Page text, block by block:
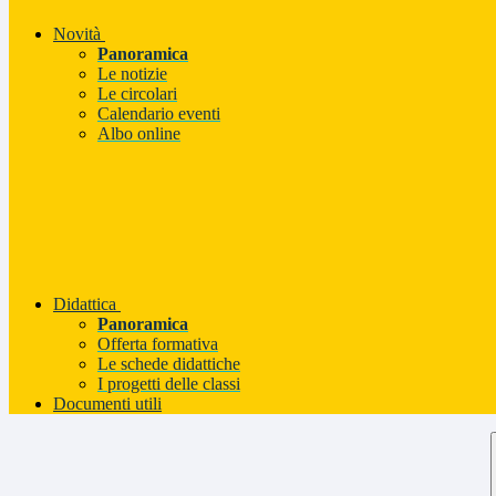
Novità
Panoramica
Le notizie
Le circolari
Calendario eventi
Albo online
Didattica
Panoramica
Offerta formativa
Le schede didattiche
I progetti delle classi
Documenti utili